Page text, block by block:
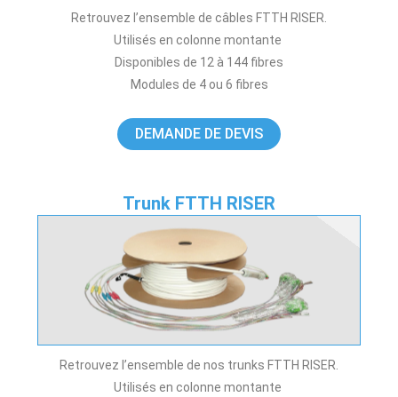
Retrouvez l’ensemble de câbles FTTH RISER.
Utilisés en colonne montante
Disponibles de 12 à 144 fibres
Modules de 4 ou 6 fibres
DEMANDE DE DEVIS
Trunk FTTH RISER
Retrouvez l’ensemble de nos trunks FTTH RISER.
Utilisés en colonne montante